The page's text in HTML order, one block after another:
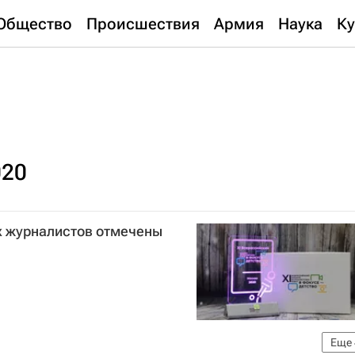
Происшествия Армия Наука
отмечены
Еще